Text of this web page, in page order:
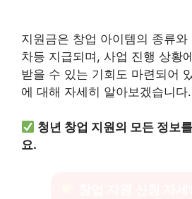
지원금은 창업 아이템의 종류
차등 지급되며, 사업 진행 상황
받을 수 있는 기회도 마련되어
에 대해 자세히 알아보겠습니다.
청년 창업 지원의 모든 정보
요.